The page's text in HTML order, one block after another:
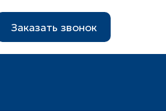
Заказать звонок